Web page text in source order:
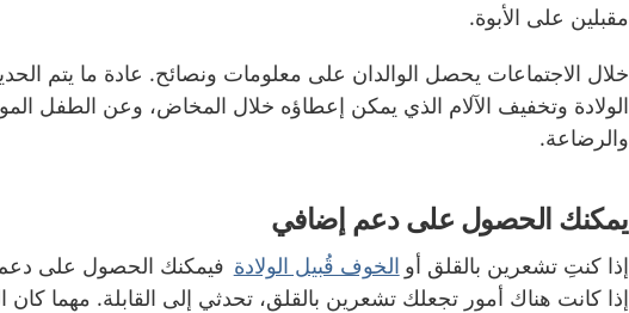
مقبلين على الأبوة.
خلال الاجتماعات يحصل الوالدان على معلومات ونصائح. عادة ما يتم
الولادة وتخفيف الآلام الذي يمكن إعطاؤه خلال المخاض، وعن الطفل
والرضاعة.
يمكنك الحصول على دعم إضافي
إذا كنتِ تشعرين بالقلق أو الخوف قُبيل الولادة فيمكنك الحصول على
إذا كانت هناك أمور تجعلك تشعرين بالقلق، تحدثي إلى القابلة. مهما كان